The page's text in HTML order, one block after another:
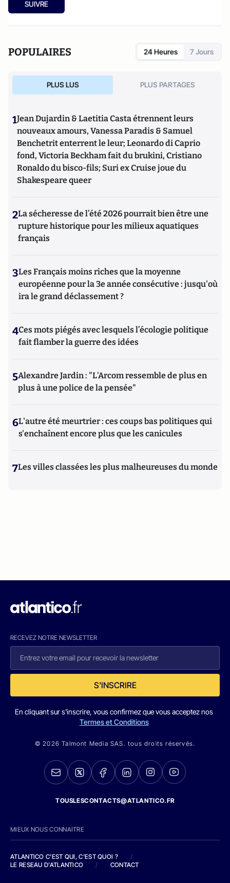
SUIVRE
POPULAIRES 24 Heures 7 Jours
PLUS LUS PLUS PARTAGES
1Jean Dujardin & Laetitia Casta étrennent leurs
nouveaux amours, Vanessa Paradis & Samuel
Benchetrit enterrent le leur; Leonardo di Caprio
fond, Victoria Beckham fait du brukini, Cristiano
Ronaldo du bisco-fils; Suri ex Cruise joue du
Shakespeare queer
2La sécheresse de l’été 2026 pourrait bien être une
rupture historique pour les milieux aquatiques
français
3Les Français moins riches que la moyenne
européenne pour la 3e année consécutive : jusqu'où
ira le grand déclassement ?
4Ces mots piégés avec lesquels l’écologie politique
fait flamber la guerre des idées
5Alexandre Jardin : "L'Arcom ressemble de plus en
plus à une police de la pensée"
6L'autre été meurtrier : ces coups bas politiques qui
s'enchaînent encore plus que les canicules
7Les villes classées les plus malheureuses du monde
RECEVEZ NOTRE NEWSLETTER
S'INSCRIRE
En cliquant sur s'inscrire, vous confirmez que vous acceptez nos
Termes et Conditions
© 2026 Talmont Media SAS. tous droits réservés.
TOUSLESCONTACTS@ATLANTICO.FR
MIEUX NOUS CONNAITRE
ATLANTICO C'EST QUI, C'EST QUOI ?
/
LE RESEAU D'ATLANTICO
/ CONTACT